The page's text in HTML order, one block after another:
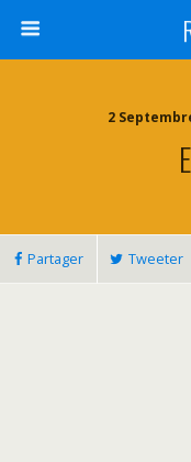
2
Partager Tweeter